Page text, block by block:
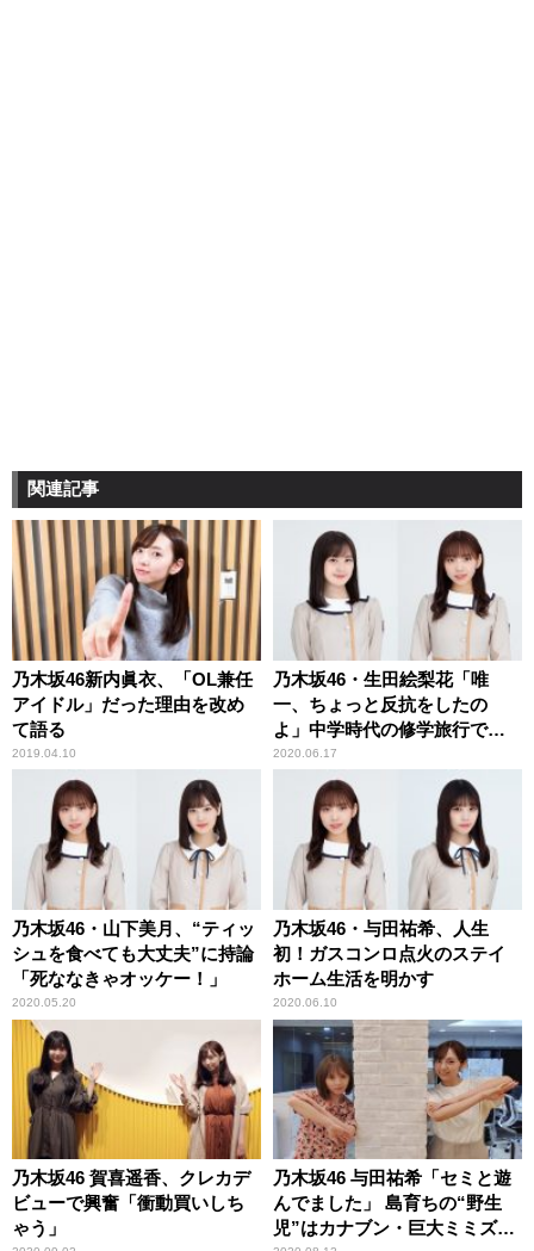
関連記事
乃木坂46新内眞衣、「OL兼任
アイドル」だった理由を改め
て語る
2019.04.10
乃木坂46・生田絵梨花「唯
一、ちょっと反抗をしたの
よ」中学時代の修学旅行で
の“サボり”を告白
2020.06.17
乃木坂46・山下美月、“ティッ
シュを食べても大丈夫”に持論
「死ななきゃオッケー！」
2020.05.20
乃木坂46・与田祐希、人生
初！ガスコンロ点火のステイ
ホーム生活を明かす
2020.06.10
乃木坂46 賀喜遥香、クレカデ
ビューで興奮「衝動買いしち
ゃう」
乃木坂46 与田祐希「セミと遊
んでました」 島育ちの“野生
児”はカナブン・巨大ミミズも